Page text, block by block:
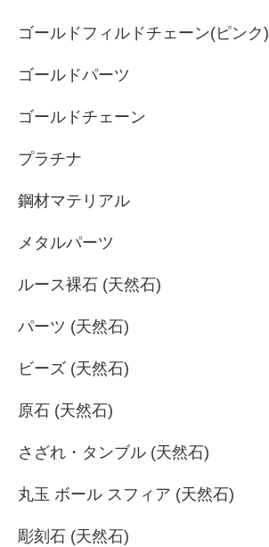
ゴールドフィルドチェーン(ピンク)
ゴールドパーツ
ゴールドチェーン
プラチナ
鋼材マテリアル
メタルパーツ
ルース裸石 (天然石)
パーツ (天然石)
ビーズ (天然石)
原石 (天然石)
さざれ・タンブル (天然石)
丸玉 ボール スフィア (天然石)
彫刻石 (天然石)